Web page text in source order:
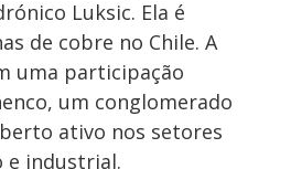
Luksic. Ela é
de cobre no Chile. A
uma participação
um conglomerado
ativo nos setores
e industrial.